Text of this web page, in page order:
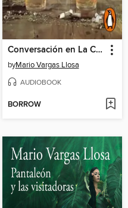
Conversación en La Catedral
byMario Vargas Llosa
AUDIOBOOK
BORROW